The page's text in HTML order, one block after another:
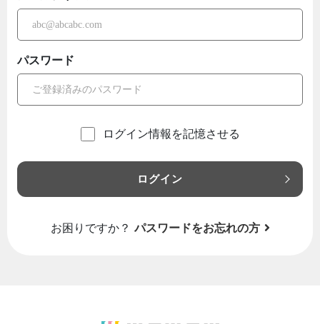
パスワード
ログイン情報を記憶させる
ログイン
お困りですか？ パスワードをお忘れの方